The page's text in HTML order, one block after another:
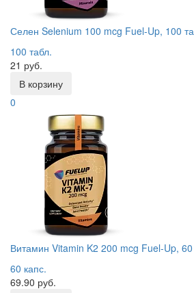
Селен Selenium 100 mcg Fuel-Up, 100
100 табл.
21 руб.
В корзину
0
Витамин Vitamin K2 200 mcg Fuel-Up, 60
60 капс.
69.90 руб.